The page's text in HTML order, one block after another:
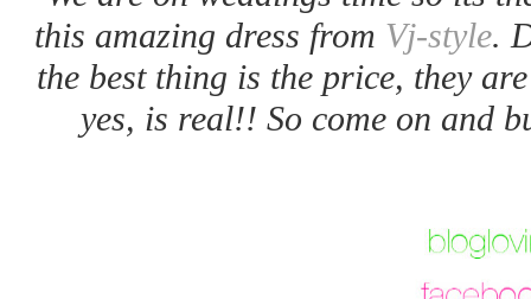
this amazing dress from Vj-style.
the best thing is the price, they
yes, is real!! So come on and